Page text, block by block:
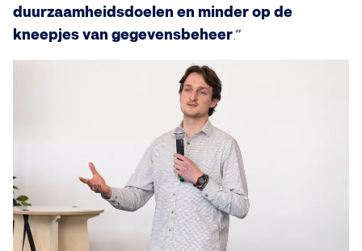
duurzaamheidsdoelen en minder op de
kneepjes van gegevensbeheer.”